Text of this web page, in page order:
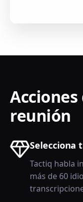
reunión
Selecciona
Tactiq habla
más de 60